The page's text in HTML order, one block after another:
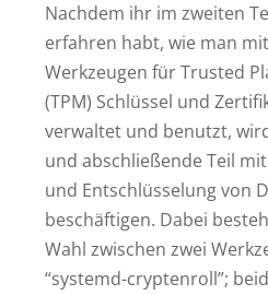
Nachdem ihr im zweiten
erfahren habt, wie man
Werkzeugen für Trusted
(TPM) Schlüssel und
verwaltet und benutzt,
und abschließende Teil
und Entschlüsselung von
beschäftigen. Dabei
Wahl zwischen zwei
“systemd-cryptenroll”;